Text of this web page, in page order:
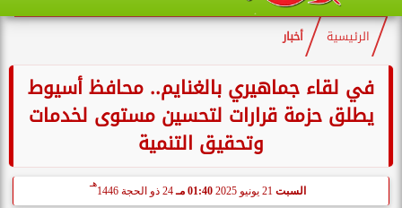
الرئيسية أخبار
في لقاء جماهيري بالغنايم.. محافظ أسيوط
يطلق حزمة قرارات لتحسين مستوى لخدمات
وتحقيق التنمية
السبت 01:40 مـ 24 ذو الحجة 1446
هـ